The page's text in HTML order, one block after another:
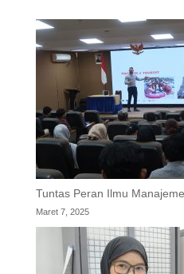
Tuntas Peran Ilmu
Maret 7, 2025